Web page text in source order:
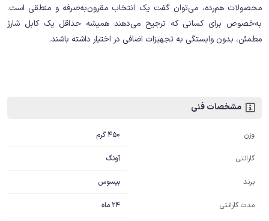
محصولات هم‌رده، می‌توان گفت یک انتخاب مقرون‌به‌صرفه و منطقی است.
به‌خصوص برای کسانی که ترجیح می‌دهند همیشه حداقل یک کابل شارژ
مطمئن، بدون وابستگی به تجهیزات اضافی در اختیار داشته باشند.
مشخصات فنی
وزن 450 گرم
گارانتی آونگ
برند بیسوس
مدت گارانتی 24 ماه